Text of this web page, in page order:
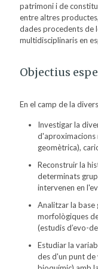
patrimoni i de
entre altres
dades procedents de
multidisciplinaris en
Objectius
En el camp de la
Investigar la
d'aproximacions
geomètrica),
Reconstruir la
determinats
intervenen en
Analitzar la base
morfològiques
(estudis d’evo-
Estudiar la
des d'un punt